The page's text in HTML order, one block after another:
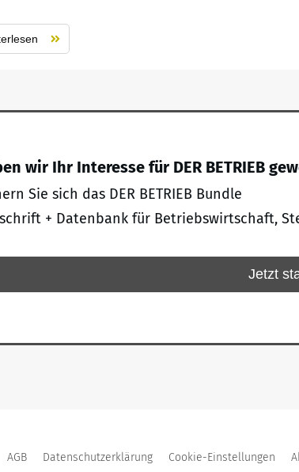
wir Ihr Interesse für DER BETRIEB
Sie sich das DER BETRIEB Bundle
+ Datenbank für Betriebswirtschaft,
Jetzt
AGB Datenschutzerklärung Cookie-Einstellungen